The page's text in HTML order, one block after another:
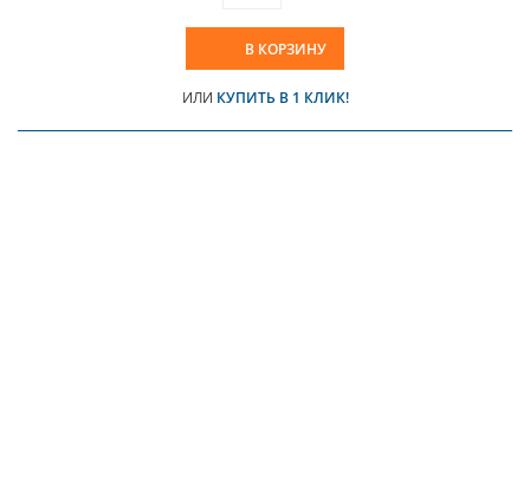
В КОРЗИНУ
ИЛИ КУПИТЬ В 1 КЛИК!